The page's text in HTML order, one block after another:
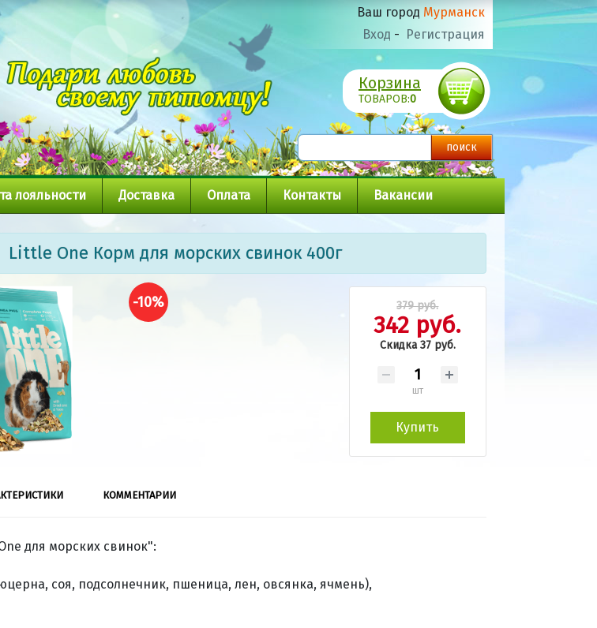
Ваш город Мурманск
Вход - Регистрация
Корзина
ТОВАРОВ:0
лояльности Доставка Оплата Контакты Вакансии
Little One Корм для морских свинок 400г
-10% 379 руб.
342 руб.
Скидка 37 руб.
шт
Купить
КОММЕНТАРИИ
для морских свинок":
соя, подсолнечник, пшеница, лен, овсянка, ячмень),